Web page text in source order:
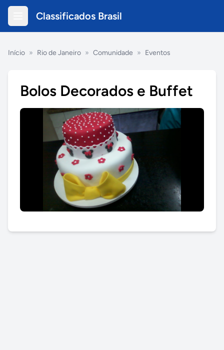
Classificados Brasil
Início » Rio de Janeiro » Comunidade » Eventos
Bolos Decorados e Buffet